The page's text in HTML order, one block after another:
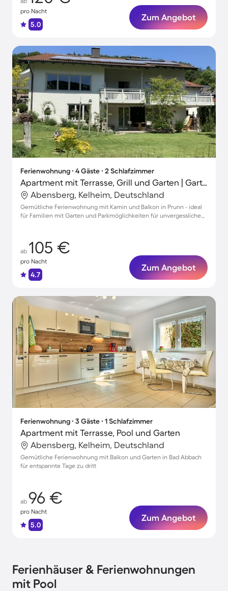
pro Nacht
5.0
Zum Angebot
Ferienwohnung ∙ 4 Gäste ∙ 2 Schlafzimmer
Apartment mit Terrasse, Grill und Garten | Gartenblick
Abensberg, Kelheim, Deutschland
Gemütliche Ferienwohnung mit Kamin und Balkon in Prunn - ideal
für Familien mit Garten und Parkmöglichkeiten für unvergessliche
ab 105 €
pro Nacht
4.7
Zum Angebot
Ferienwohnung ∙ 3 Gäste ∙ 1 Schlafzimmer
Apartment mit Terrasse, Pool und Garten
Abensberg, Kelheim, Deutschland
Gemütliche Ferienwohnung mit Balkon und Garten in Bad Abbach
für entspannte Tage zu dritt
ab 96 €
pro Nacht
5.0
Zum Angebot
Ferienhäuser & Ferienwohnungen
mit Pool